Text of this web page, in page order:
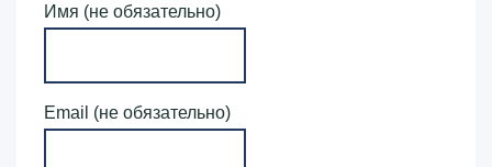
Имя (не обязательно)
Email (не обязательно)